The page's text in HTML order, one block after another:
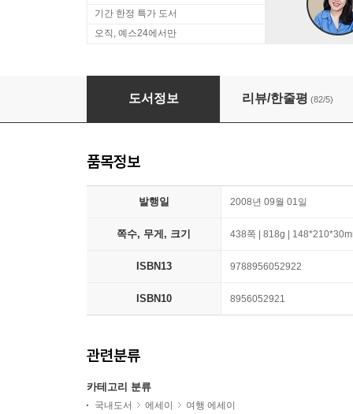
기간 한정 특가 도서
오직, 예스24에서만
제주올레여행
도서정보 리뷰/한줄평 (82/5)
품목정보
발행일 2008년 09월 01일
쪽수, 무게, 크기 438쪽 | 818g |
ISBN13 9788956052922
ISBN10 8956052921
관련분류
카테고리 분류
국내도서 에세이
여행 에세이